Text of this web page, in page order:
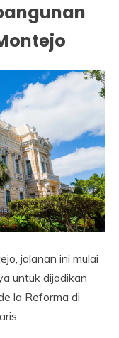
jalanan ini mulai
untuk dijadikan
la Reforma di